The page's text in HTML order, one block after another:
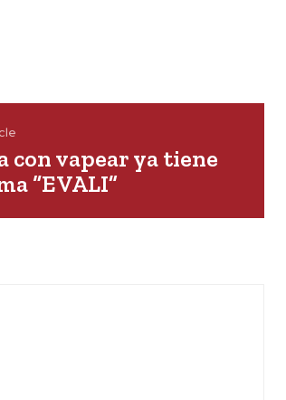
con vapear ya tiene
“EVALI”